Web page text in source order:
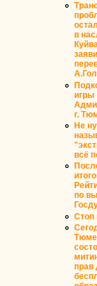
в
игры
г.
Не
всё
по
Стоп
прав